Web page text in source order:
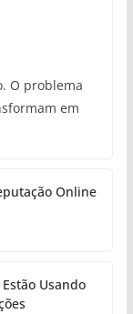
O problema
em
Online
Usando